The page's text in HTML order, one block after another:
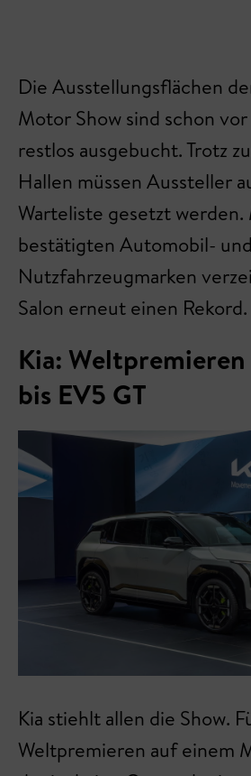
Die Ausstellungsflächen
Motor Show sind schon
restlos ausgebucht. Trotz
Hallen müssen Aussteller
Warteliste gesetzt
bestätigten Automobil- und
Nutzfahrzeugmarken
Salon erneut einen Rekord.
Kia:
bis EV5 GT
Kia stiehlt allen die Show.
Weltpremieren auf einem